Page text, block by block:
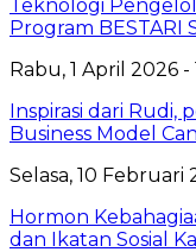
Teknologi
Program BESTARI
Rabu, 1 April 2026 -
Inspirasi dari Rudi,
Business Model
Selasa, 10 Februari
Hormon
dan Ikatan Sosial